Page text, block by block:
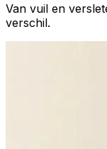
Van vuil en
verschil.